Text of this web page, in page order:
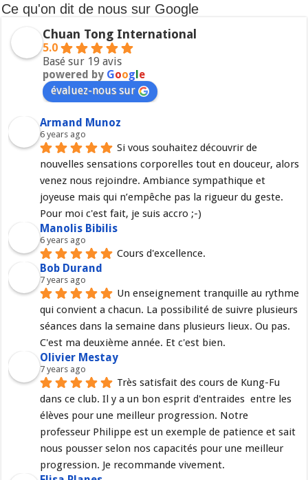
Ce qu'on dit de nous sur Google
Chuan Tong International
5.0
Basé sur 19 avis
powered by Google
évaluez-nous sur
Armand Munoz
6 years ago
Si vous souhaitez découvrir de
nouvelles sensations corporelles tout en douceur, alors
venez nous rejoindre. Ambiance sympathique et
joyeuse mais qui n’empêche pas la rigueur du geste.
Pour moi c'est fait, je suis accro ;-)
Manolis Bibilis
6 years ago
Cours d'excellence.
Bob Durand
7 years ago
Un enseignement tranquille au rythme
qui convient a chacun. La possibilité de suivre plusieurs
séances dans la semaine dans plusieurs lieux. Ou pas.
C'est ma deuxième année. Et c'est bien.
Olivier Mestay
7 years ago
Très satisfait des cours de Kung-Fu
dans ce club. Il y a un bon esprit d'entraides  entre les
élèves pour une meilleur progression. Notre
professeur Philippe est un exemple de patience et sait
nous pousser selon nos capacités pour une meilleur
progression. Je recommande vivement.